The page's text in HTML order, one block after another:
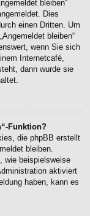
bleiben“
Dies
einen Dritten. Um
bleiben“
wenn Sie sich
Internetcafé,
dann wurde sie
Funktion?
die phpBB erstellt
bleiben.
wie beispielsweise
aktiviert
haben, kann es